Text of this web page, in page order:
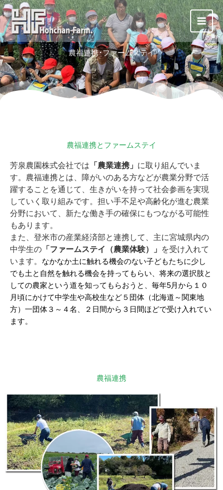
内
容
を
ス
キ
ッ
プ
Main
農福連携･ファームステイ
農福連携とファームステイ
芳泉農園株式会社では 「農業連携」 に取り組んでいま
す。農福連携とは、障がいのある方などが農業分野で活
躍することを通じて、生きがいを持って社会参画を実現
していく取り組みです。担い手不足や高齢化が進む農業
分野において、新たな働き手の確保にもつながる可能性
もあります。
また、登米市の産業経済部と連携して、主に宮城県内の
中学生の 「ファームステイ（農業体験）」
を受け入れて
います。 なかなか土に触れる機会のない子どもたちに少し
でも土と自然を触れる機会を持ってもらい、 将来の選択肢と
しての農家という道を知ってもらおうと、毎年5月から１０
月頃にかけて中学生や高校生など５団体（北海道～関東地
方）一団体３～４名、２日間から３日間ほどで受け入れてい
ます。
農福連携